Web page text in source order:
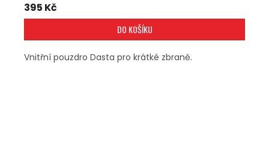
395 Kč
DO KOŠÍKU
Vnitřní pouzdro Dasta pro krátké zbraně.